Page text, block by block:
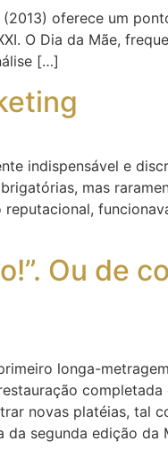
oferece um
O Dia da Mãe,
[…]
indispensável e
mas
Ou de
longa-
completada
novas platéias, tal
segunda edição da